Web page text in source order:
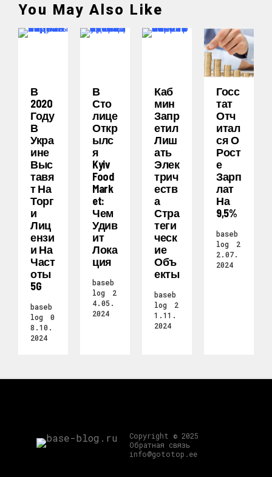
You May Also Like
В
2020
Году
В
Укра
Ине
Выс
Тавя
Т На
Торг
И
Лиц
Ензи
И На
Част
Оты
5G
baseb
log
0
8.10.
2024
В
Сто
Лице
Откр
Ылс
Я
Kyiv
Food
Mark
Et:
Чем
Удив
Ит
Лока
Ция
baseb
log
2
4.05.
2024
Каб
Мин
Запр
Етил
Лиш
Ать
Элек
Трич
Еств
А
Стра
Теги
Ческ
Ие
Объ
Екты
baseb
log
2
1.11.
2024
Госс
Тат
Отч
Итал
Ся О
Рост
Е
Зарп
Лат
На
9,5%
baseb
log
2
2.07.
2024
Copyright © 2025
Обратная связь
info@gototop.ee